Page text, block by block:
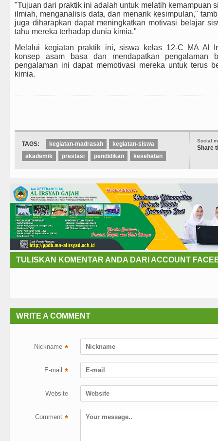
"Tujuan dari praktik ini adalah untuk melatih kemampuan
ilmiah, menganalisis data, dan menarik kesimpulan,"
juga diharapkan dapat meningkatkan motivasi belajar
tahu mereka terhadap dunia kimia."
Melalui kegiatan praktik ini, siswa kelas 12-C MA Al
konsep asam basa dan mendapatkan pengalaman
pengalaman ini dapat memotivasi mereka untuk terus
kimia.
Social
Share
TAGS: kegiatan-madrasah
kegiatan-siswa
akademik
prestasi pendidikan kesehatan
TULISKAN KOMENTAR ANDA DARI ACCOUNT
WRITE A COMMENT
Nickname *
E-mail *
Website
Comment *